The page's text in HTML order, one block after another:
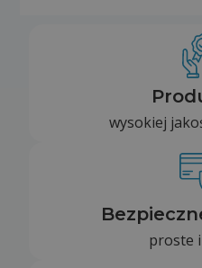
wysokiej
proste